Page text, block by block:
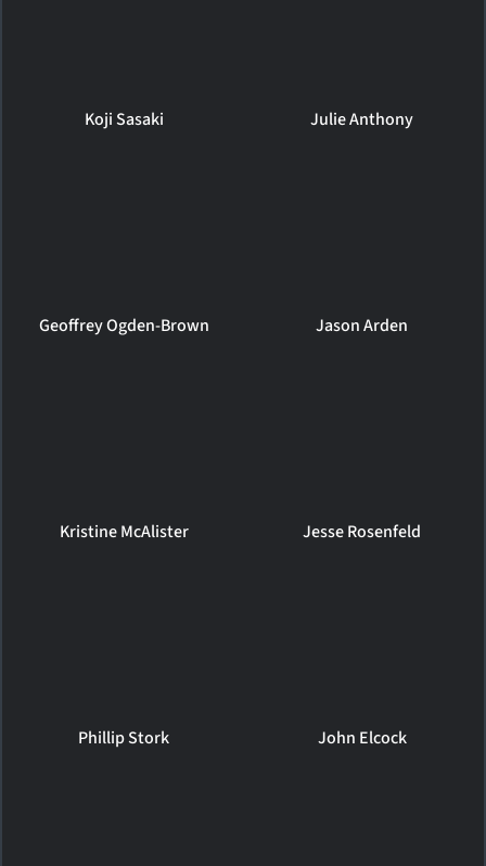
Koji Sasaki Julie Anthony
Geoffrey Ogden-Brown Jason Arden
Kristine McAlister Jesse Rosenfeld
Phillip Stork John Elcock